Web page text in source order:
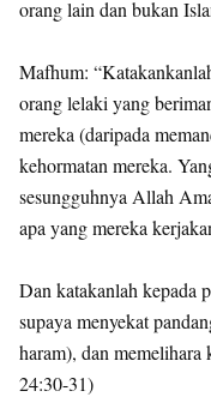
orang lain dan bukan
Mafhum:
orang lelaki yang
mereka (daripada
kehormatan mereka.
sesungguhnya Allah
apa yang mereka
Dan katakanlah kepada
supaya menyekat
haram), dan
24:30-31)